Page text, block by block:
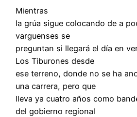
Mientras
la grúa sigue colocando de a
varguenses se
preguntan si llegará el día en
Los Tiburones desde
ese terreno, donde no se ha
una carrera, pero que
lleva ya cuatro años como
del gobierno regional